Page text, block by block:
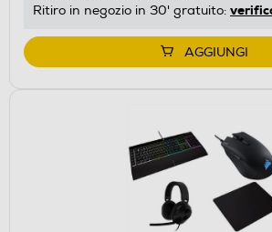
Ritiro in negozio in 30' gratuito:
AGGIUNGI